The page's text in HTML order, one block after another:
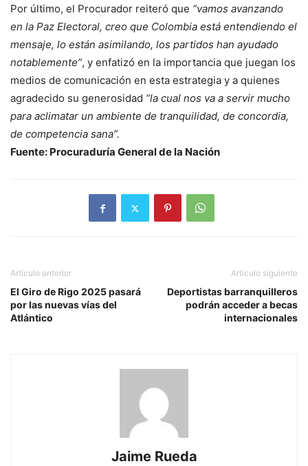
Por último, el Procurador reiteró que “vamos avanzando
en la Paz Electoral, creo que Colombia está entendiendo el
mensaje, lo están asimilando, los partidos han ayudado
notablemente”, y enfatizó en la importancia que juegan los
medios de comunicación en esta estrategia y a quienes
agradecido su generosidad “la cual nos va a servir mucho
para aclimatar un ambiente de tranquilidad, de concordia,
de competencia sana”.​
Fuente: Procuraduría General de la Nación
Artículo anterior
El Giro de Rigo 2025 pasará
por las nuevas vías del
Atlántico
Artículo siguiente
Deportistas barranquilleros
podrán acceder a becas
internacionales
Jaime Rueda